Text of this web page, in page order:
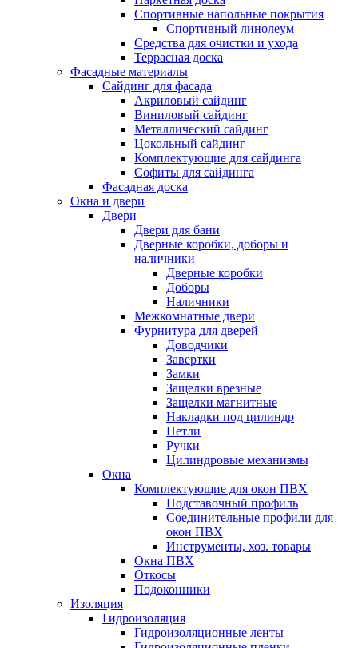
Спортивные напольные покрытия
Спортивный линолеум
Средства для очистки и ухода
Террасная доска
Фасадные материалы
Сайдинг для фасада
Акриловый сайдинг
Виниловый сайдинг
Металлический сайдинг
Цокольный сайдинг
Комплектующие для сайдинга
Софиты для сайдинга
Фасадная доска
Окна и двери
Двери
Двери для бани
Дверные коробки, доборы и
наличники
Дверные коробки
Доборы
Наличники
Межкомнатные двери
Фурнитура для дверей
Доводчики
Завертки
Замки
Защелки врезные
Защелки магнитные
Накладки под цилиндр
Петли
Ручки
Цилиндровые механизмы
Окна
Комплектующие для окон ПВХ
Подставочный профиль
Соединительные профили для
окон ПВХ
Инструменты, хоз. товары
Окна ПВХ
Откосы
Подоконники
Изоляция
Гидроизоляция
Гидроизоляционные ленты